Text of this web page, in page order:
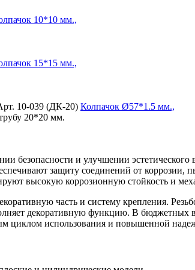
10*10 мм.,
15*15 мм.,
10-039 (ДК-20) Колпачок Ø57*1.5 мм.,
20*20 мм.
безопасности и улучшении
защиту соединений от
высокую коррозионную стойкость и
часть и систему крепления.
декоративную функцию. В бюджетных
циклом использования и повышенной